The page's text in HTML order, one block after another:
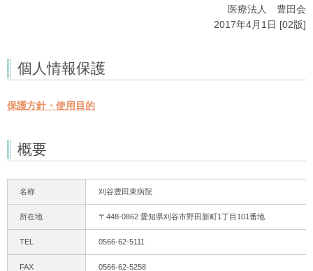
医療法人 豊田会
2017年4月1日 [02版]
個人情報保護
保護方針・使用目的
概要
名称 刈谷豊田東病院
所在地 〒448-0862 愛知県刈谷市野田新町1丁目101番地
TEL 0566-62-5111
FAX 0566-62-5258